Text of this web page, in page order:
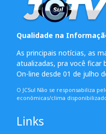
Qualidade na
As principais notícias, as
atualizadas, pra você ficar
On-line desde 01 de julho
O JCSul Não se responsabiliza
econômicas/clima
Links